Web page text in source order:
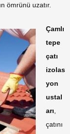
ömrünü uzatır.
Çamlı
tepe
çatı
izolas
yon
ustal
arı
çatını